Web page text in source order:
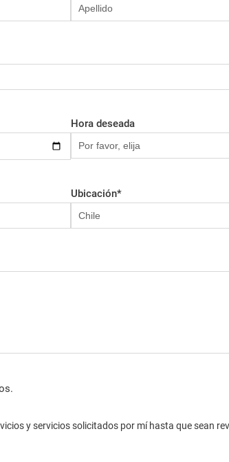
Hora deseada
Ubicación*
y servicios solicitados por mí hasta que sean